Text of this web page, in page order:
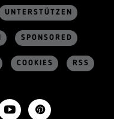
UNTERSTÜTZEN
SPONSORED
COOKIES RSS